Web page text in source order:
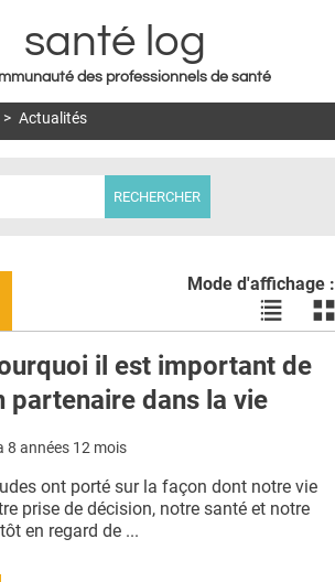
Jump to navigation
santé log
des professionnels de santé
> Actualités
Mode d'affichage :
Voir
les
en
liste
les
il est important de
partenaire dans la vie
8 années 12 mois
ont porté sur la façon dont notre vie
prise de décision, notre santé et notre
en regard de ...